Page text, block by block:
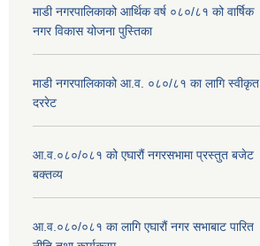
माडी नगरपालिकाको आर्थिक वर्ष ०८०/८१ को वार्षिक
नगर विकास योजना पुस्तिका
माडी नगरपालिकाको आ.व. ०८०/८१ का लागि स्वीकृत
दररेट
आ.व.०८०/०८१ को एघारौं नगरसभामा प्रस्तुत बजेट
बक्तव्य
आ.व.०८०/०८१ का लागि एघारौं नगर सभाबाट पारित